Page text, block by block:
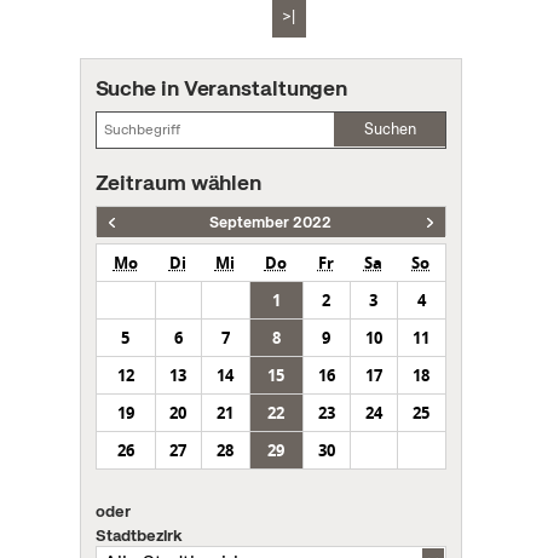
>|
Suche in Veranstaltungen
Suchen
Zeitraum wählen
September 2022
Mo Di Mi Do Fr Sa
So
1
2 3
4
5
6 7 8 9 10
11
12
13 14 15 16 17
18
19
20 21 22 23 24
25
26
27 28 29 30
oder
Stadtbezirk